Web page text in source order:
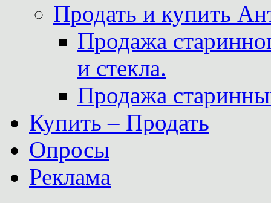
Продать и купить
Продажа
и стекла.
Продажа
Купить – Продать
Опросы
Реклама